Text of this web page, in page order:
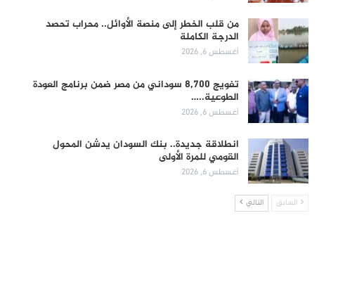
من قلب الخطر إلى منصة الأوائل.. محراب تحصد
الدرجة الكاملة
أغسطس 6, 2026
تفويج 8,700 سوداني من مصر ضمن برنامج العودة
الطوعية..…
أغسطس 6, 2026
انطلاقة جديدة.. بنك السودان يدشن المحول
القومي للمرة الأولى
أغسطس 6, 2026
السابق التالي